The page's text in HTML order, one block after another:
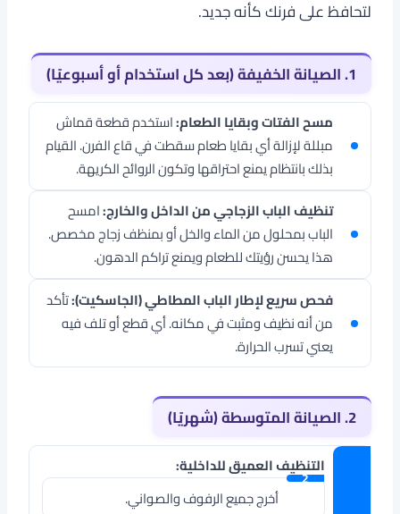
لتحافظ على فرنك كأنه جديد.
1. الصيانة الخفيفة (بعد كل استخدام أو أسبوعيًا)
مسح الفتات وبقايا الطعام:استخدم قطعة قماش
مبللة لإزالة أي بقايا طعام سقطت في قاع الفرن. القيام
بذلك بانتظام يمنع احتراقها وتكون الروائح الكريهة.
تنظيف الباب الزجاجي من الداخل والخارج:امسح
الباب بمحلول من الماء والخل أو بمنظف زجاج مخصص.
هذا يحسن رؤيتك للطعام ويمنع تراكم الدهون.
فحص سريع لإطار الباب المطاطي (الجاسكيت):تأكد
من أنه نظيف ومثبت في مكانه. أي قطع أو تلف فيه
يعني تسرب الحرارة.
2. الصيانة المتوسطة (شهريًا)
التنظيف العميق للداخلية:
أخرج جميع الرفوف والصواني.